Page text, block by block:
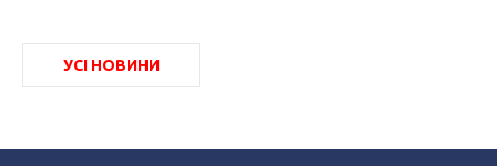
УСІ НОВИНИ